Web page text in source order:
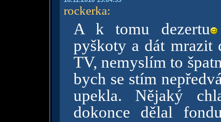
rockerka:
A k tomu dezertu
pyškoty a dát mrazit
TV, nemyslím to
bych se stím
upekla. Nějaký
dokonce dělal